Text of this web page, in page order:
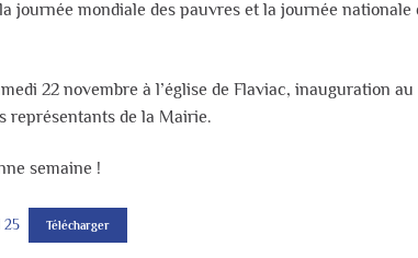
journée mondiale des pauvres et la journée
22 novembre à l’église de Flaviac, inauguration
représentants de la Mairie.
semaine !
25 Télécharger